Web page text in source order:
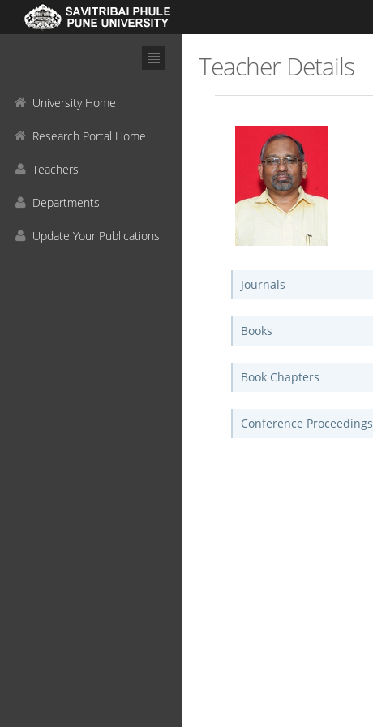
University Home
Research Portal Home
Teachers
Departments
Update Your Publications
Teacher Details
Journals
Books
Book Chapters
Conference Proceedings